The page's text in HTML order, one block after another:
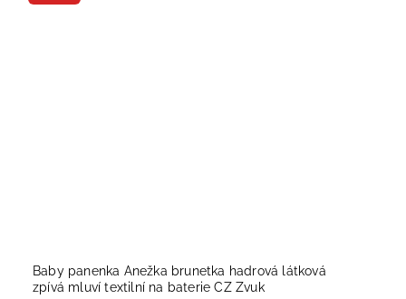
Baby panenka Anežka brunetka hadrová látková
zpívá mluví textilní na baterie CZ Zvuk